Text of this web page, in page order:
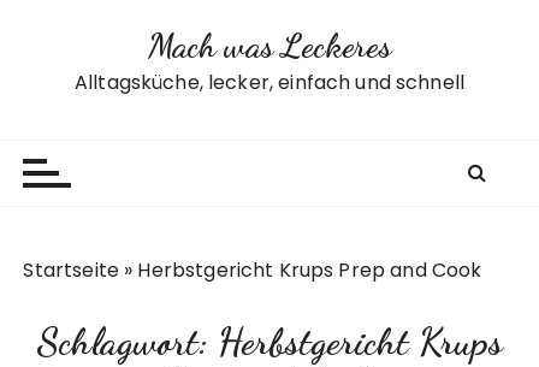
Mach was Leckeres
Alltagsküche, lecker, einfach und schnell
Startseite » Herbstgericht Krups Prep and Cook
Schlagwort: Herbstgericht Krups